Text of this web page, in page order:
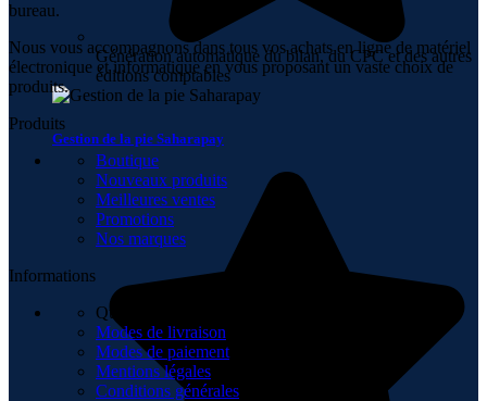
Génération automatique du bilan, du CPC et des autres
éditions comptables
Gestion de la pie Saharapay
bureau.
Nous vous accompagnons dans tous vos achats en ligne de matériel
électronique et informatique en vous proposant un vaste choix de
produits.
Produits
Boutique
Nouveaux produits
Meilleures ventes
Promotions
Nos marques
Informations
Qui sommes-nous
Modes de livraison
Modes de paiement
Mentions légales
Conditions générales